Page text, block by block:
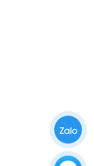
Zalo